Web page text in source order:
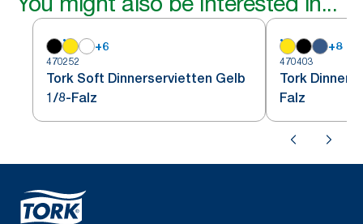
+6
470252
Tork Soft Dinnerservietten Gelb
1/8-Falz
+8
470403
Tork
Falz